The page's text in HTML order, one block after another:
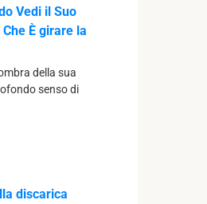
Vedi il Suo
È girare la
della sua
senso di
discarica